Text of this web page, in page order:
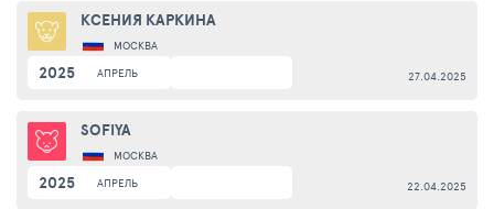
КСЕНИЯ КАРКИНА
МОСКВА
2025 АПРЕЛЬ 27.04.2025
SOFIYA
МОСКВА
2025 АПРЕЛЬ 22.04.2025